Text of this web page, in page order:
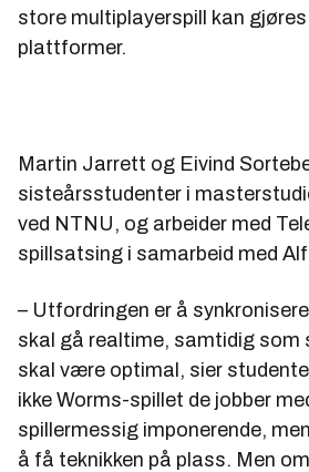
store multiplayerspill kan
plattformer.
Martin Jarrett og Eivind
sisteårsstudenter i
ved NTNU, og arbeider med
spillsatsing i samarbeid med
– Utfordringen er å
skal gå realtime, samtidig som
skal være optimal, sier
ikke Worms-spillet de jobber
spillermessig imponerende,
å få teknikken på plass. Men